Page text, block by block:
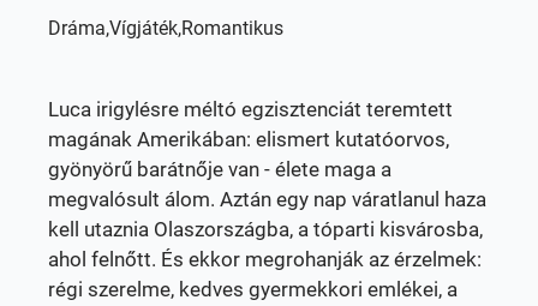
Dráma,Vígjáték,Romantikus
Luca irigylésre méltó egzisztenciát teremtett
magának Amerikában: elismert kutatóorvos,
gyönyörű barátnője van - élete maga a
megvalósult álom. Aztán egy nap váratlanul haza
kell utaznia Olaszországba, a tóparti kisvárosba,
ahol felnőtt. És ekkor megrohanják az érzelmek:
régi szerelme, kedves gyermekkori emlékei, a